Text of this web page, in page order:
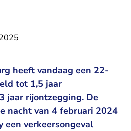
heeft vandaag een 22-
tot 1,5 jaar
jaar rijontzegging. De
nacht van 4 februari 2024
een verkeersongeval